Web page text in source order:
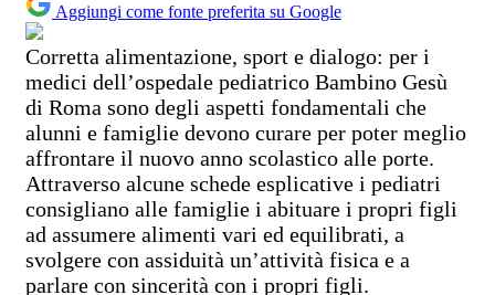
Aggiungi come fonte preferita su Google
Corretta alimentazione, sport e dialogo: per i
medici dell’ospedale pediatrico Bambino Gesù
di Roma sono degli aspetti fondamentali che
alunni e famiglie devono curare per poter meglio
affrontare il nuovo anno scolastico alle porte.
Attraverso alcune schede esplicative i pediatri
consigliano alle famiglie i abituare i propri figli
ad assumere alimenti vari ed equilibrati, a
svolgere con assiduità un’attività fisica e a
parlare con sincerità con i propri figli.